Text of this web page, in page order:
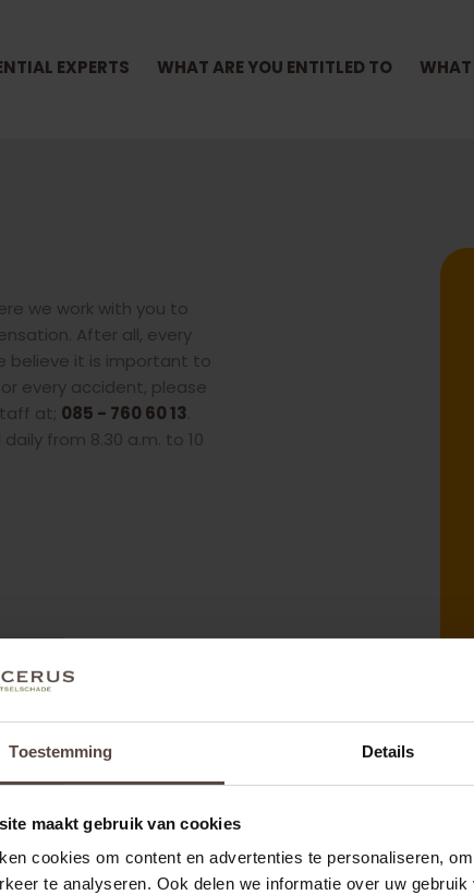
Toestemming Details
maakt gebruik van cookies
cookies om content en advertenties te personaliseren,
te analyseren. Ook delen we informatie over uw
EXPERTS WHAT ARE YOU ENTITLED TO WHAT
we work with you to
After all, every
believe it is important to
every accident, please
at; 085 - 760 60 13.
from 8.30 a.m. to 10